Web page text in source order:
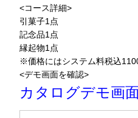
<コース詳細>
引菓子1点
記念品1点
縁起物1点
※価格にはシステム料税込
<デモ画面を確認>
カタログデモ画